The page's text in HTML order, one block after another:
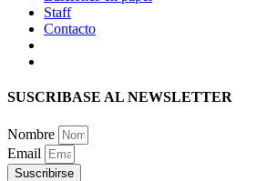
Staff
Contacto
SUSCRIBASE AL NEWSLETTER
Nombre
Email
Suscribirse